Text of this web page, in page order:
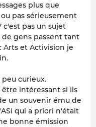
plus que
pas sérieusement
c'est pas un sujet
de gens passent tant
Arts et Activision je
curieux.
intéressant si ils
un souvenir ému de
qui a priori n'était
bonne émission